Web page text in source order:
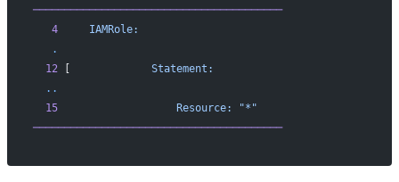
────────────────────────────────────────
   4
     IAMRole:
   .
  12
[ Statement:
  ..
  15
                   Resource:
"*"
────────────────────────────────────────